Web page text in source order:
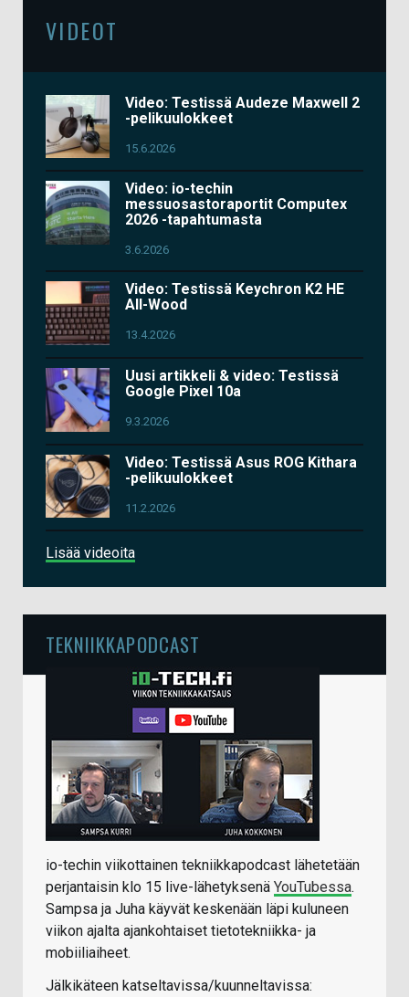
VIDEOT
Video: Testissä Audeze Maxwell 2
-pelikuulokkeet
15.6.2026
Video: io-techin
messuosastoraportit Computex
2026 -tapahtumasta
3.6.2026
Video: Testissä Keychron K2 HE
All-Wood
13.4.2026
Uusi artikkeli & video: Testissä
Google Pixel 10a
9.3.2026
Video: Testissä Asus ROG Kithara
-pelikuulokkeet
11.2.2026
Lisää videoita
TEKNIIKKAPODCAST
io-techin viikottainen tekniikkapodcast lähetetään
perjantaisin klo 15 live-lähetyksenä YouTubessa.
Sampsa ja Juha käyvät keskenään läpi kuluneen
viikon ajalta ajankohtaiset tietotekniikka- ja
mobiiliaiheet.
Jälkikäteen katseltavissa/kuunneltavissa: